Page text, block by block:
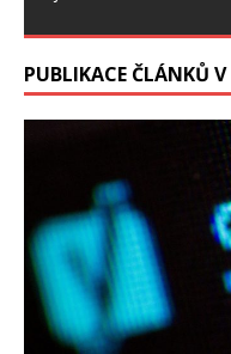
PUBLIKACE ČLÁNKŮ